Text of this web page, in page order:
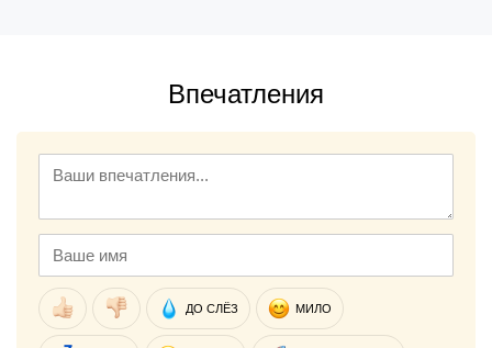
Впечатления
ДО СЛЁЗ МИЛО